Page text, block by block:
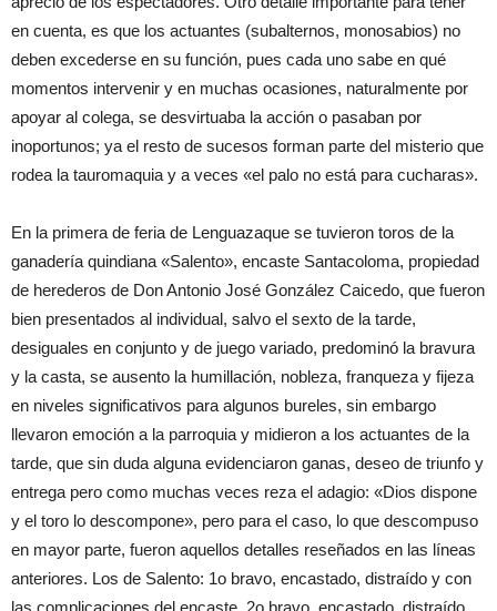
en cuenta, es que los actuantes (subalternos, monosabios) no
deben excederse en su función, pues cada uno sabe en qué
momentos intervenir y en muchas ocasiones, naturalmente por
apoyar al colega, se desvirtuaba la acción o pasaban por
inoportunos; ya el resto de sucesos forman parte del misterio que
rodea la tauromaquia y a veces «el palo no está para cucharas».
En la primera de feria de Lenguazaque se tuvieron toros de la
ganadería quindiana «Salento», encaste Santacoloma, propiedad
de herederos de Don Antonio José González Caicedo, que fueron
bien presentados al individual, salvo el sexto de la tarde,
desiguales en conjunto y de juego variado, predominó la bravura
y la casta, se ausento la humillación, nobleza, franqueza y fijeza
en niveles significativos para algunos bureles, sin embargo
llevaron emoción a la parroquia y midieron a los actuantes de la
tarde, que sin duda alguna evidenciaron ganas, deseo de triunfo y
entrega pero como muchas veces reza el adagio: «Dios dispone
y el toro lo descompone», pero para el caso, lo que descompuso
en mayor parte, fueron aquellos detalles reseñados en las líneas
anteriores. Los de Salento: 1o bravo, encastado, distraído y con
las complicaciones del encaste. 2o bravo, encastado, distraído,